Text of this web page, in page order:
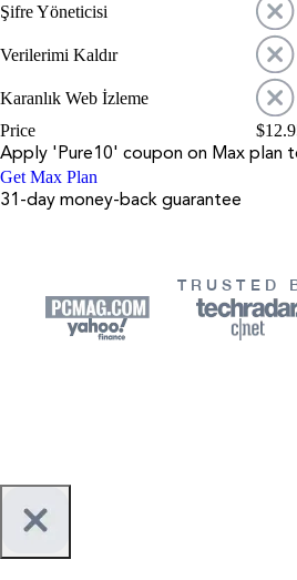
Şifre Yöneticisi
Verilerimi Kaldır
Karanlık Web İzleme
Price
$
Apply ' Pure10' coupon on Max plan
Get Max Plan
31-day money-back guarantee
TRUSTED